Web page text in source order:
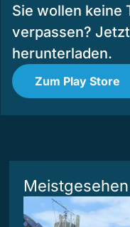
Sie wollen keine
verpassen?
herunterladen.
Zum Play Store
Meistgesehen